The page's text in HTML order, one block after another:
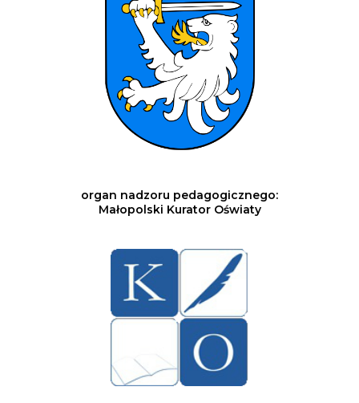
organ nadzoru pedagogicznego:
Małopolski Kurator Oświaty